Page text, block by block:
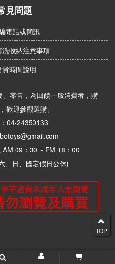
見問題
電話或簡訊
收納注意事項
貨時間說明
零售，為回饋一般消費者，購
歡迎參觀選購。
04-24350133
09：30 ~ PM 18：00
國定假日公休)
品批發零售 版權所有
TOP